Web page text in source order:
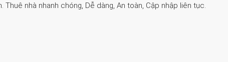
nhà nhanh chóng, Dễ dàng, An toàn, Cập nhập liên tục.